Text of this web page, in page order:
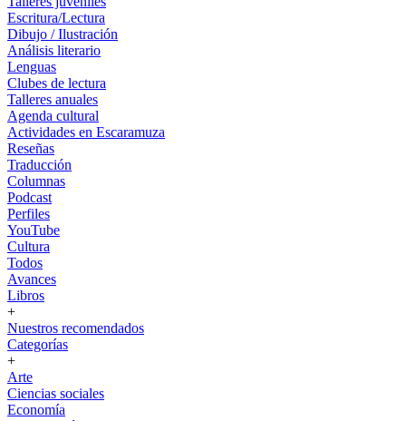
Escritura/Lectura
Dibujo / Ilustración
Análisis literario
Lenguas
Clubes de lectura
Talleres anuales
Agenda cultural
Actividades en Escaramuza
Reseñas
Traducción
Columnas
Podcast
Perfiles
YouTube
Cultura
Todos
Avances
Libros
+
Nuestros recomendados
Categorías
+
Arte
Ciencias sociales
Economía